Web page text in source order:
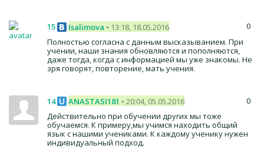
0
15 Isalimova • 13:18, 18.05.2016
Полностью согласна с данным высказыванием. При
учении, наши знания обновляются и пополняются,
даже тогда, когда с информацией мы уже знакомы. Не
зря говорят, повторение, мать учения.
0
14 ANASTASI181 • 20:04, 05.05.2016
Действительно при обучении других мы тоже
обучаемся. К примеру,мы учимся находить общий
язык с нашими учениками. К каждому ученику нужен
индивидуальный подход.